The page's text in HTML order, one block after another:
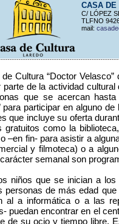
CASA DE
C/ LÓPEZ
TLFNO
mail:
de Cultura “Doctor
parte de la actividad
que se acercan
para participar en alguno
que incluye su oferta
gratuitos como la
–en fin- para asistir a
y filmoteca) o a
semanal son
niños que se inician a
personas de más edad
al a informática o a las
puedan encontrar en el
de su ocio y tiempo libre.